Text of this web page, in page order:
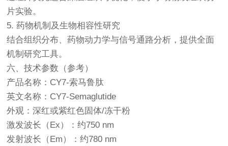
片实验。
5. 药物机制及生物相容性研究
结合组织分布、药物动力学与信号通路分析，提供全面
机制研究工具。
六、技术参数（参考）
产品名称：CY7-索马鲁肽
英文名称：CY7-Semaglutide
外观：深红或紫红色固体/冻干粉
激发波长（Ex）：约750 nm
发射波长（Em）：约780 nm